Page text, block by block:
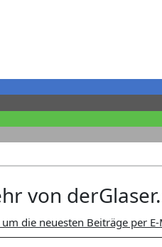
von
die neuesten Beiträge per